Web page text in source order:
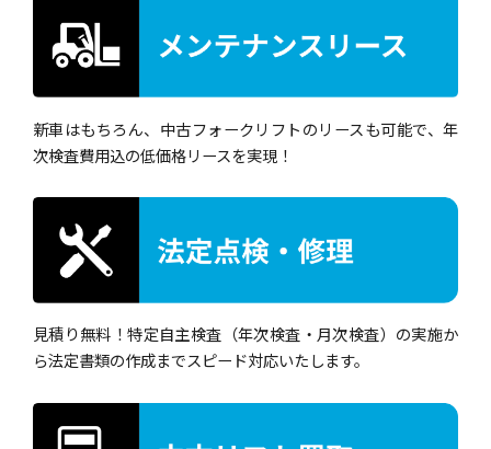
新車はもちろん、中古フォークリフトのリースも可能で、年
次検査費用込の低価格リースを実現！
見積り無料！特定自主検査（年次検査・月次検査）の実施か
ら法定書類の作成までスピード対応いたします。